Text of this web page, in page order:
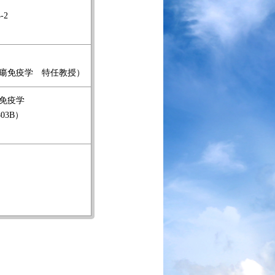
2
免疫学 特任教授）
疫学
）